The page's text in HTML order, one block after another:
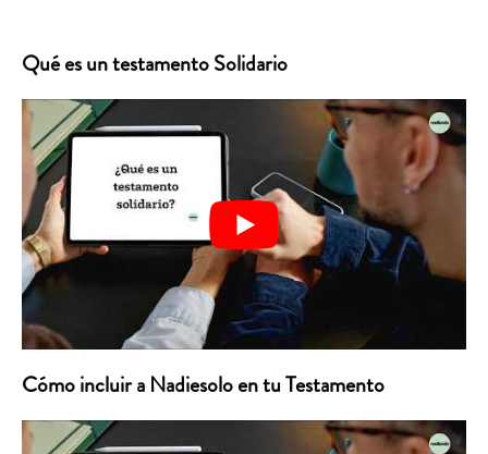
Qué es un testamento Solidario
Cómo incluir a Nadiesolo en tu Testamento